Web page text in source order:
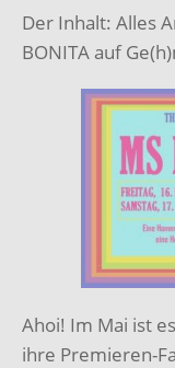
Der Inhalt: Alles
BONITA auf
Ahoi! Im Mai ist
ihre Premieren-